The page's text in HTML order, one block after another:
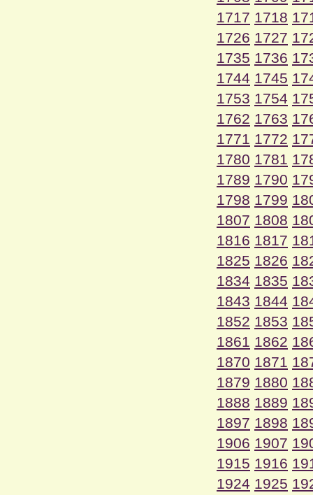
1717 1718
1726 1727
1735 1736
1744 1745
1753 1754
1762 1763
1771 1772
1780 1781
1789 1790
1798 1799
1807 1808
1816 1817
1825 1826
1834 1835
1843 1844
1852 1853
1861 1862
1870 1871
1879 1880
1888 1889
1897 1898
1906 1907
1915 1916
1924 1925